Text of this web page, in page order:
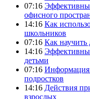
07:16
офисного
14:16 Как
школьников
07:16 Как научить
14:16
детьми
07:16 Информация
подростков
14:16 Действия
взрослых